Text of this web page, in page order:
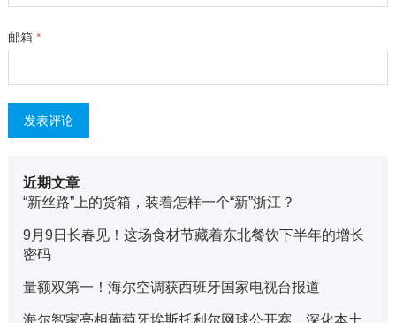
邮箱 *
近期文章
“新丝路”上的货箱，装着怎样一个“新”浙江？
9月9日长春见！这场食材节藏着东北餐饮下半年的增长
密码
量额双第一！海尔空调获西班牙国家电视台报道
海尔智家亮相葡萄牙埃斯托利尔网球公开赛，深化本土